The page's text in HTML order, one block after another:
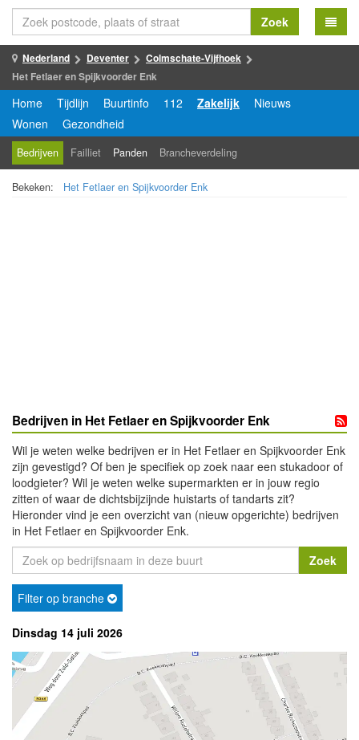
Zoek
Nederland Deventer
Colmschate-Vijfhoek
Het Fetlaer en Spijkvoorder Enk
Home Tijdlijn Buurtinfo 112 Zakelijk
Nieuws
Wonen
Gezondheid
Bedrijven Failliet Panden Brancheverdeling
Bekeken: Het Fetlaer en Spijkvoorder Enk
Bedrijven in Het Fetlaer en Spijkvoorder Enk
Wil je weten welke bedrijven er in Het Fetlaer en Spijkvoorder Enk
zijn gevestigd? Of ben je specifiek op zoek naar een stukadoor of
loodgieter? Wil je weten welke supermarkten er in jouw regio
zitten of waar de dichtsbijzijnde huistarts of tandarts zit?
Hieronder vind je een overzicht van (nieuw opgerichte) bedrijven
in Het Fetlaer en Spijkvoorder Enk.
Filter op branche
Dinsdag 14 juli 2026